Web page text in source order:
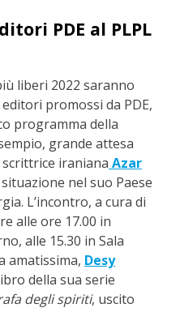
PDE al PLPL
liberi 2022 saranno
promossi da PDE,
programma della
grande attesa
iraniana Azar
nel suo Paese
L’incontro, a cura di
alle ore 17.00 in
alle 15.30 in Sala
amatissima, Desy
della sua serie
degli spiriti, uscito